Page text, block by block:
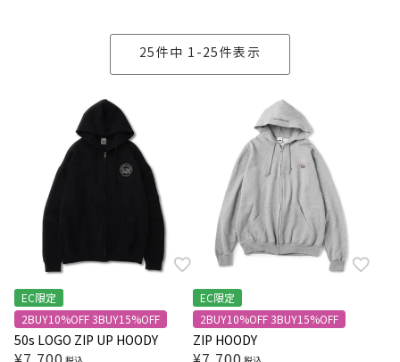
アンダーウェアMEN
アンダーウェアWOMEN
帽子
ソックス
ファッショングッズ
レイングッズ
ソックス
ファッショングッズ
レイングッズ
アンダーウェア
ソックス
ファッショングッズ
レイングッズ
アンダーウェア
ソックス
ファッショングッズ
レイングッズ
25件中 1 -25件表示
EC限定
2BUY10%OFF 3BUY15%OFF
50s LOGO ZIP UP HOODY
EC限定
2BUY10%OFF 3BUY15%OFF
ZIP HOODY